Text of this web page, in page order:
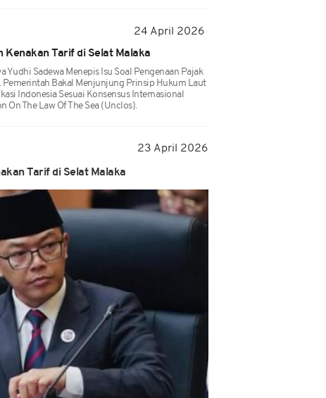
24 April 2026
Kenakan Tarif di Selat Malaka
Yudhi Sadewa Menepis Isu Soal Pengenaan Pajak
Pemerintah Bakal Menjunjung Prinsip Hukum Laut
Indonesia Sesuai Konsensus Internasional
On The Law Of The Sea (Unclos).
23 April 2026
Tarif di Selat Malaka